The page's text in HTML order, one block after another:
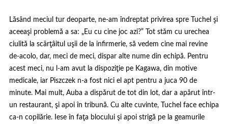
Lăsând meciul tur deoparte, ne-am îndreptat privirea spre Tuchel şi
aceeaşi problemă a sa: „Eu cu cine joc azi?” Tot stăm cu urechea
ciulită la scârţâitul uşii de la infirmerie, să vedem cine mai revine
de-acolo, dar, meci de meci, dispar alte nume din echipă. Pentru
acest meci, nu l-am avut la dispoziţie pe Kagawa, din motive
medicale, iar Piszczek n-a fost nici el apt pentru a juca 90 de
minute. Mai mult, Auba a dispărut de tot din lot, dar a apărut într-
un restaurant, şi apoi în tribună. Cu alte cuvinte, Tuchel face echipa
ca-n copilărie. Iese în faţa blocului şi apoi strigă pe la geamurile